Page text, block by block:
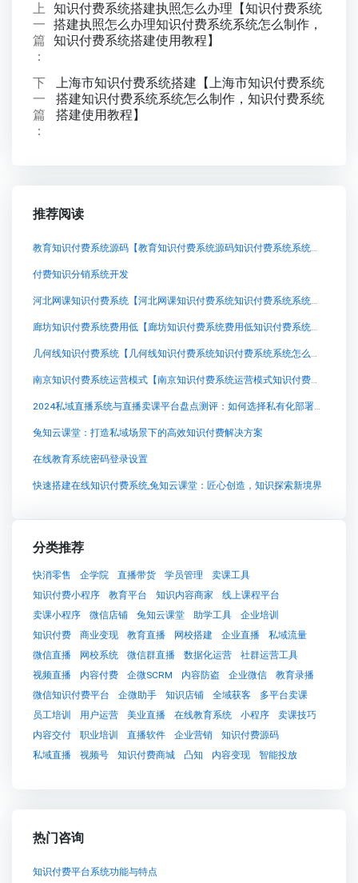
上
一
篇
：
知识付费系统搭建执照怎么办理【知识付费系统
搭建执照怎么办理知识付费系统系统怎么制作，
知识付费系统搭建使用教程】
下
一
篇
：
上海市知识付费系统搭建【上海市知识付费系统
搭建知识付费系统系统怎么制作，知识付费系统
搭建使用教程】
推荐阅读
教育知识付费系统源码【教育知识付费系统源码知识付费系统系统怎么制作，知识付费系统搭建使用教程】
付费知识分销系统开发
河北网课知识付费系统【河北网课知识付费系统知识付费系统系统怎么制作，知识付费系统搭建使用教程】
廊坊知识付费系统费用低【廊坊知识付费系统费用低知识付费系统系统怎么制作，知识付费系统搭建使用教程】
几何线知识付费系统【几何线知识付费系统知识付费系统系统怎么制作，知识付费系统搭建使用教程】
南京知识付费系统运营模式【南京知识付费系统运营模式知识付费系统系统怎么制作，知识付费系统搭建使用教程】
2024私域直播系统与直播卖课平台盘点测评：如何选择私有化部署方案？
兔知云课堂：打造私域场景下的高效知识付费解决方案
在线教育系统密码登录设置
快速搭建在线知识付费系统,兔知云课堂：匠心创造，知识探索新境界
分类推荐
快消零售 企学院 直播带货 学员管理
卖课工具
知识付费小程序
教育平台 知识内容商家
线上课程平台
卖课小程序
微信店铺 兔知云课堂 助学工具
企业培训
知识付费
商业变现 教育直播 网校搭建 企业直播
私域流量
微信直播
网校系统 微信群直播 数据化运营
社群运营工具
视频直播
内容付费 企微SCRM 内容防盗 企业微信
教育录播
微信知识付费平台
企微助手 知识店铺 全域获客
多平台卖课
员工培训
用户运营 美业直播 在线教育系统 小程序
卖课技巧
内容交付
职业培训 直播软件 企业营销
知识付费源码
私域直播
视频号 知识付费商城 凸知 内容变现 智能投放
热门咨询
知识付费平台系统功能与特点